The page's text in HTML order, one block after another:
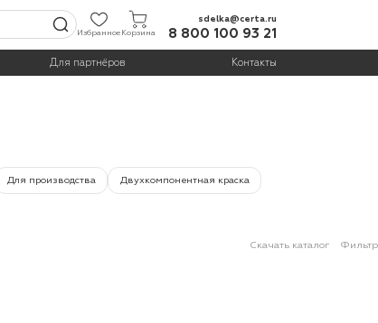
ИзбранноеКорзина
sdelka@certa.ru
8 800 100 93 21
Для партнёров Контакты
Для производства Двухкомпонентная краска
Скачать каталог Фильтр